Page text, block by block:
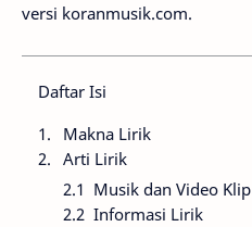
versi koranmusik.com.
Daftar Isi
Makna Lirik
Arti Lirik
Musik dan Video Klip
Informasi Lirik